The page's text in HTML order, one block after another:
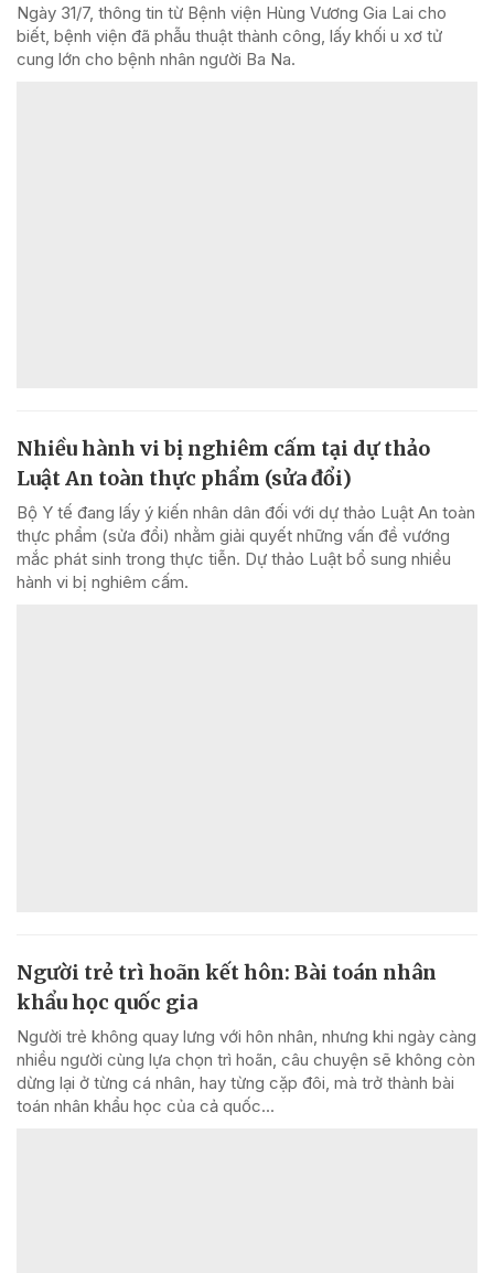
Ngày 31/7, thông tin từ Bệnh viện Hùng Vương Gia Lai cho
biết, bệnh viện đã phẫu thuật thành công, lấy khối u xơ tử
cung lớn cho bệnh nhân người Ba Na.
Nhiều hành vi bị nghiêm cấm tại dự thảo
Luật An toàn thực phẩm (sửa đổi)
Bộ Y tế đang lấy ý kiến nhân dân đối với dự thảo Luật An toàn
thực phẩm (sửa đổi) nhằm giải quyết những vấn đề vướng
mắc phát sinh trong thực tiễn. Dự thảo Luật bổ sung nhiều
hành vi bị nghiêm cấm.
Người trẻ trì hoãn kết hôn: Bài toán nhân
khẩu học quốc gia
Người trẻ không quay lưng với hôn nhân, nhưng khi ngày càng
nhiều người cùng lựa chọn trì hoãn, câu chuyện sẽ không còn
dừng lại ở từng cá nhân, hay từng cặp đôi, mà trở thành bài
toán nhân khẩu học của cả quốc...